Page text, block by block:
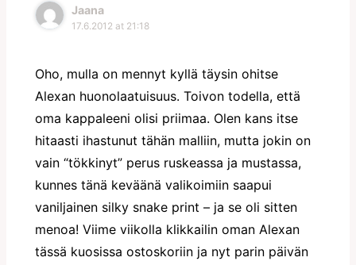
Jaana
17.6.2012 at 21:18
Oho, mulla on mennyt kyllä täysin ohitse
Alexan huonolaatuisuus. Toivon todella, että
oma kappaleeni olisi priimaa. Olen kans itse
hitaasti ihastunut tähän malliin, mutta jokin on
vain “tökkinyt” perus ruskeassa ja mustassa,
kunnes tänä keväänä valikoimiin saapui
vaniljainen silky snake print – ja se oli sitten
menoa! Viime viikolla klikkailin oman Alexan
tässä kuosissa ostoskoriin ja nyt parin päivän